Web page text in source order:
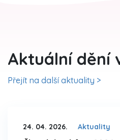
Aktuální dění
Přejít na další aktuality >
24. 04. 2026. Aktuality